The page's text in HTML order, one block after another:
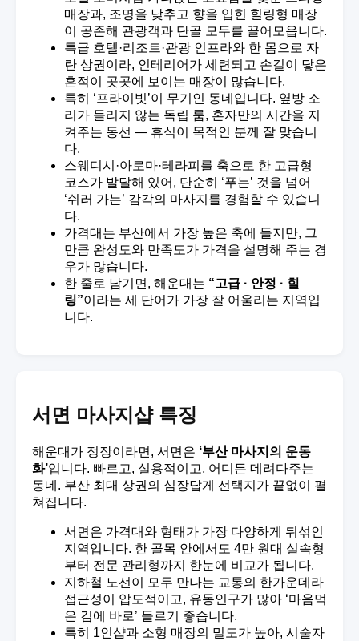
매장과, 조명을 낮추고 향을 입힌 힐링형 매장
이 공존해 관광객과 단골 모두를 끌어모읍니다.
특급 호텔·리조트·관광 인프라와 한 몸으로 자
란 상권이라, 인테리어가 세련되고 손길이 닿은
흔적이 곳곳에 보이는 매장이 많습니다.
특히 ‘프라이빗’이 무기인 동네입니다. 옆방 소
리가 들리지 않는 독립 룸, 혼자만의 시간을 지
켜주는 동선 — 휴식이 목적인 분께 잘 맞습니
다.
스웨디시·아로마·테라피를 축으로 한 고급형
코스가 발달해 있어, 단순히 ‘푸는’ 것을 넘어
‘쉬러 가는’ 감각의 마사지를 경험할 수 있습니
다.
가격대는 부산에서 가장 높은 축에 들지만, 그
만큼 완성도와 만족도가 가격을 설명해 주는 경
우가 많습니다.
한 줄로 남기면, 해운대는 “고급 · 안정 · 힐
링”이라는 세 단어가 가장 잘 어울리는 지역입
니다.
서면 마사지샵 특징
해운대가 정장이라면, 서면은 ‘부산 마사지의 운동
화’입니다. 빠르고, 실용적이고, 어디든 데려다주는
동네. 부산 최대 상권의 심장답게 선택지가 끝없이 펼
쳐집니다.
서면은 가격대와 형태가 가장 다양하게 뒤섞인
지역입니다. 한 골목 안에서도 4만 원대 실속형
부터 전문 관리형까지 한눈에 비교가 됩니다.
지하철 노선이 모두 만나는 교통의 한가운데라
접근성이 압도적이고, 유동인구가 많아 ‘마음먹
은 김에 바로’ 들르기 좋습니다.
특히 1인샵과 소형 매장의 밀도가 높아, 시술자